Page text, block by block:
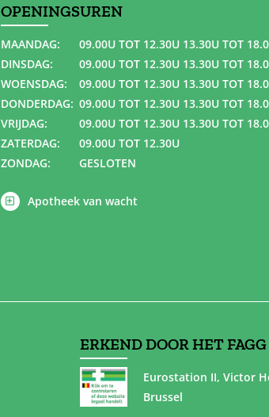
OPENINGSUREN
MAANDAG:
09.00U TOT 12.30U 13.30U TOT
DINSDAG:
09.00U TOT 12.30U 13.30U TOT
WOENSDAG:
09.00U TOT 12.30U 13.30U TOT
DONDERDAG: 09.00U TOT 12.30U 13.30U TOT
VRIJDAG:
09.00U TOT 12.30U 13.30U TOT
ZATERDAG:
09.00U TOT 12.30U
ZONDAG:
GESLOTEN
Apotheek van wacht
ERKEND DOOR HET FAGG
Eurostation II, Victor
Brussel